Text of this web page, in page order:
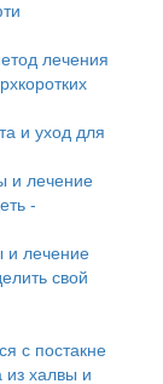
лечения
и уход для
и лечение
-
и лечение
свой
с постакне
халвы и